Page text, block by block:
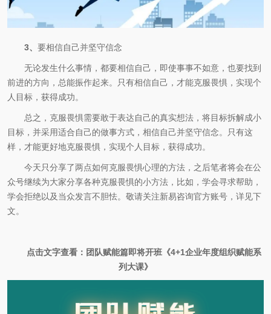
3、 要相信自己并坚守信念
无论发生什么事情，都要相信自己，即使事事不如意，也要找到
前进的方向，总能振作起来。只有相信自己，才能克服畏惧，实现个
人目标，获得成功。
总之，克服畏惧需要敢于表达自己的真实想法，将目标拆解成小
目标，并采用适合自己的做事方式，相信自己并坚守信念。只有这
样，才能更好地克服畏惧，实现个人目标，获得成功。
今天只分享了两点如何克服畏惧心理的方法，之后笔者将会在公
众号继续为大家分享各种克服畏惧的小方法，比如，学会寻求帮助，
学会拒绝以及当众发言不胆怯。敬请关注新易咨询官方账号，详见下
文。
点击文字查看：团队赋能篇即将开班《4+1企业年度组织赋能系
列大课》